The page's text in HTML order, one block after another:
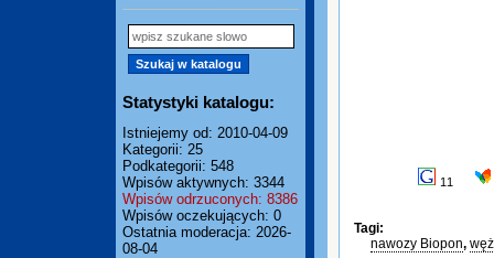
Statystyki katalogu:
Istniejemy od: 2010-04-09
Kategorii: 25
Podkategorii: 548
Wpisów aktywnych: 3344
Wpisów odrzuconych: 8386
Wpisów oczekujących: 0
Ostatnia moderacja: 2026-
08-04
11
Tagi:
nawozy Biopon,